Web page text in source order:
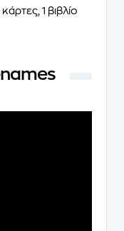
1 βιβλίο